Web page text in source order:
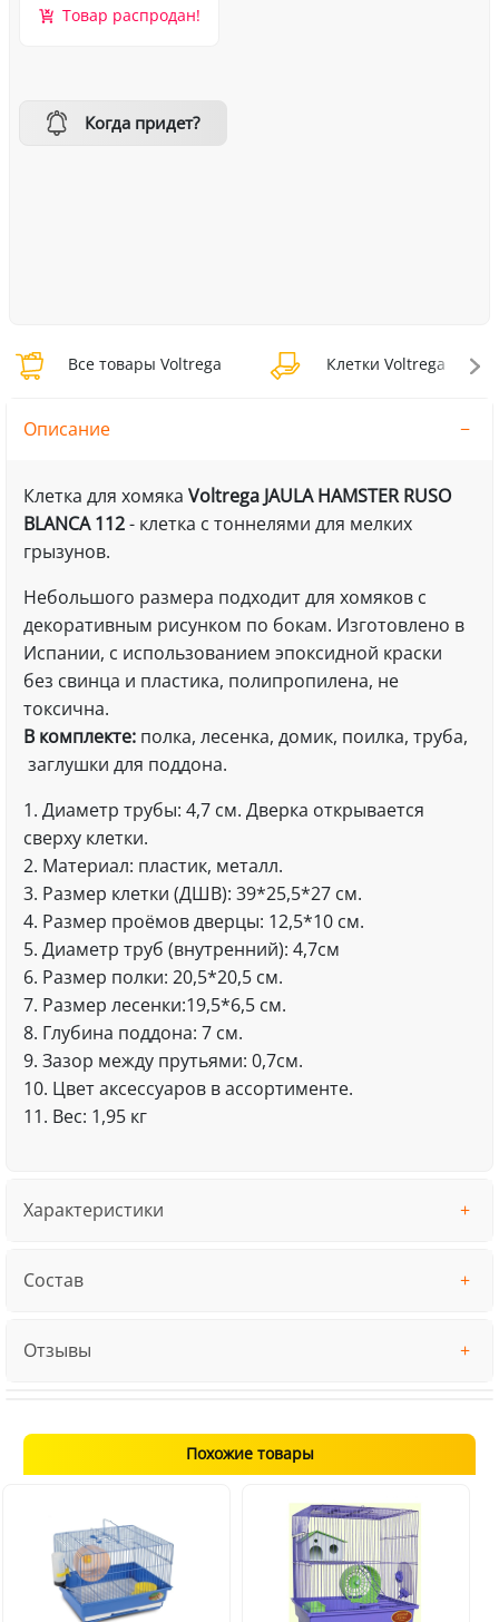
Товар распродан!
Когда придет?
Все товары Voltrega Клетки Voltrega
Описание
Клетка для хомяка Voltrega JAULA HAMSTER RUSO
BLANCA 112- клетка с тоннелями для мелких
грызунов.
Небольшого размера подходит для хомяков с
декоративным рисунком по бокам. Изготовлено в
Испании, с использованием эпоксидной краски
без свинца и пластика, полипропилена, не
токсична.
В комплекте: полка, лесенка, домик, поилка, труба,
заглушки для поддона.
1. Диаметр трубы: 4,7 см. Дверка открывается
сверху клетки.
2. Материал: пластик, металл.
3. Размер клетки (ДШВ): 39*25,5*27 см.
4. Размер проёмов дверцы: 12,5*10 см.
5. Диаметр труб (внутренний): 4,7см
6. Размер полки: 20,5*20,5 см.
7. Размер лесенки:19,5*6,5 см.
8. Глубина поддона: 7 см.
9. Зазор между прутьями: 0,7см.
10. Цвет аксессуаров в ассортименте.
11. Вес: 1,95 кг
Характеристики
Состав
Отзывы
Похожие товары